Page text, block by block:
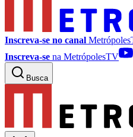
Inscreva-se no canal
Inscreva-se na MetrópolesTV
Busca